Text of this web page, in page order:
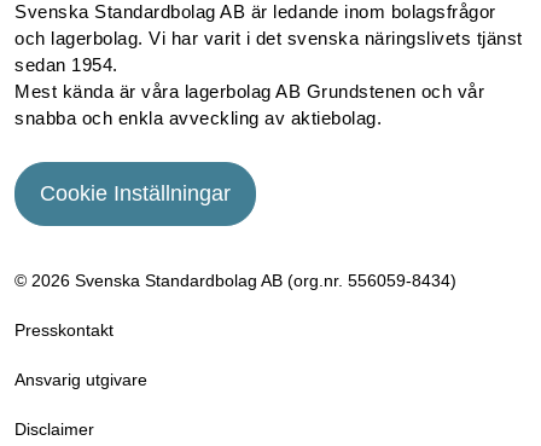
Svenska Standardbolag AB är ledande inom bolagsfrågor
och lagerbolag. Vi har varit i det svenska näringslivets tjänst
sedan 1954.
Mest kända är våra lagerbolag AB Grundstenen och vår
snabba och enkla avveckling av aktiebolag.
Cookie Inställningar
© 2026 Svenska Standardbolag AB (org.nr. 556059­-8434)
Presskontakt
Ansvarig utgivare
Disclaimer